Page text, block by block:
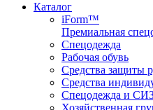
Каталог
iForm™
Премиальная
Спецодежда
Рабочая обувь
Средства защиты
Средства
Спецодежда и
Хозяйственная